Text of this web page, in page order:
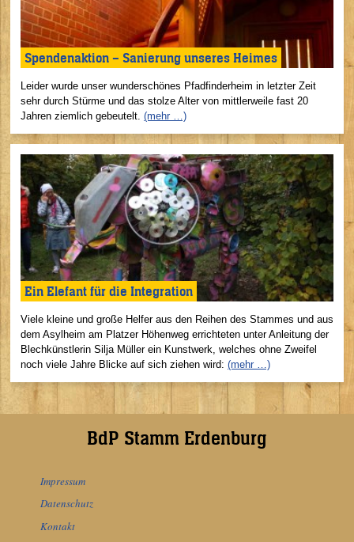
Spendenaktion – Sanierung unseres Heimes
Leider wurde unser wunderschönes Pfadfinderheim in letzter Zeit
sehr durch Stürme und das stolze Alter von mittlerweile fast 20
Jahren ziemlich gebeutelt. (mehr …)
Ein Elefant für die Integration
Viele kleine und große Helfer aus den Reihen des Stammes und aus
dem Asylheim am Platzer Höhenweg errichteten unter Anleitung der
Blechkünstlerin Silja Müller ein Kunstwerk, welches ohne Zweifel
noch viele Jahre Blicke auf sich ziehen wird: (mehr …)
BdP Stamm Erdenburg
Impressum
Datenschutz
Kontakt